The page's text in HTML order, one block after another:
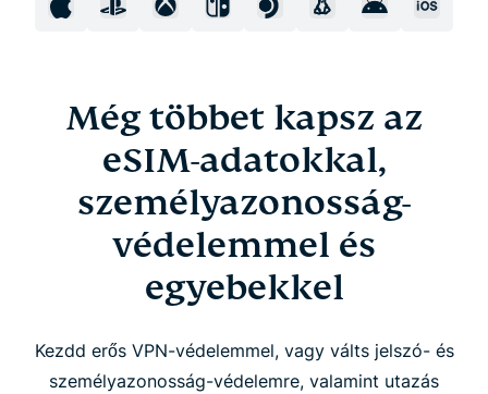
Még többet kapsz az
eSIM-adatokkal,
személyazonosság-
védelemmel és
egyebekkel
Kezdd erős VPN-védelemmel, vagy válts jelszó- és
személyazonosság-védelemre, valamint utazás